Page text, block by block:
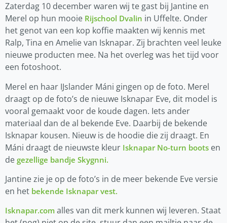
Zaterdag 10 december waren wij te gast bij Jantine en
Merel op hun mooie Rijschool Dvalin in Uffelte. Onder
het genot van een kop koffie maakten wij kennis met
Ralp, Tina en Amelie van Isknapar. Zij brachten veel leuke
nieuwe producten mee. Na het overleg was het tijd voor
een fotoshoot.
Merel en haar IJslander Máni gingen op de foto. Merel
draagt op de foto’s de nieuwe Isknapar Eve, dit model is
vooral gemaakt voor de koude dagen. Iets ander
materiaal dan de al bekende Eve. Daarbij de bekende
Isknapar kousen. Nieuw is de hoodie die zij draagt. En
Máni draagt de nieuwste kleur Isknapar No-turn boots en
de gezellige bandje Skygnni.
Jantine zie je op de foto’s in de meer bekende Eve versie
en het bekende Isknapar vest.
Isknapar.com alles van dit merk kunnen wij leveren. Staat